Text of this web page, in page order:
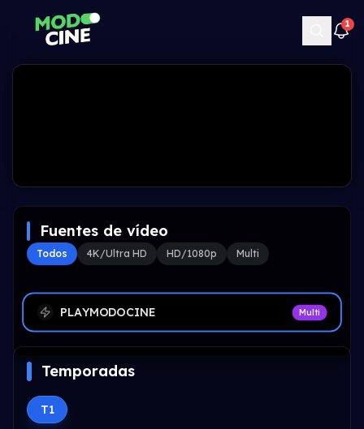
1
Fuentes de vídeo
Todos 4K/Ultra HD HD/1080p Multi
PLAYMODOCINE Multi
Temporadas
T1